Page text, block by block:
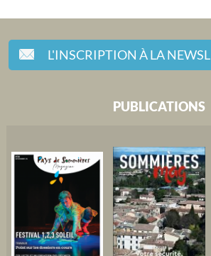
L'INSCRIPTION À LA
PUBLICATIONS